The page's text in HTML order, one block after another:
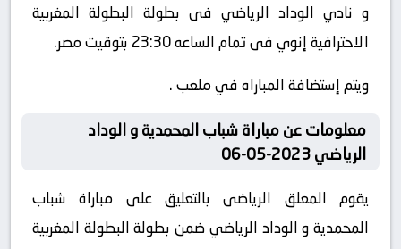
و نادي الوداد الرياضي فى بطولة البطولة المغربية
الاحترافية إنوي فى تمام الساعه 23:30 بتوقيت مصر.
ويتم إستضافة المباراه في ملعب .
معلومات عن مباراة شباب المحمدية و الوداد
الرياضي 2023-05-06
يقوم المعلق الرياضى بالتعليق على مباراة شباب
المحمدية و الوداد الرياضي ضمن بطولة البطولة المغربية